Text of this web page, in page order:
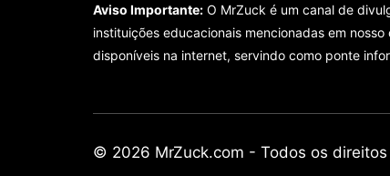
Aviso Importante: O MrZuck é um canal de
instituições educacionais mencionadas em
disponíveis na internet, servindo como ponte
© 2026 MrZuck.com - Todos os